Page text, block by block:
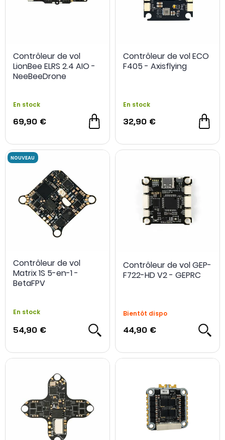
Contrôleur de vol
LionBee ELRS 2.4 AIO -
NeeBeeDrone
En stock
69,90 €
Contrôleur de vol ECO
F405 - Axisflying
En stock
32,90 €
Contrôleur de vol
Matrix 1S 5-en-1 -
BetaFPV
En stock
54,90 €
Contrôleur de vol GEP-
F722-HD V2 - GEPRC
Bientôt dispo
44,90 €